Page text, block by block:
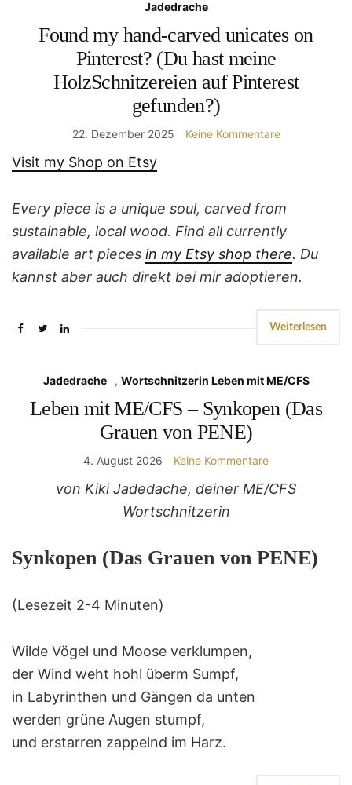
Jadedrache
Found my hand-carved unicates on
Pinterest? (Du hast meine
HolzSchnitzereien auf Pinterest
gefunden?)
22. Dezember 2025 Keine Kommentare
Visit my Shop on Etsy
Every piece is a unique soul, carved from
sustainable, local wood. Find all currently
available art pieces in my Etsy shop there. Du
kannst aber auch direkt bei mir adoptieren.
Weiterlesen
Jadedrache , Wortschnitzerin Leben mit ME/CFS
Leben mit ME/CFS – Synkopen (Das
Grauen von PENE)
4. August 2026 Keine Kommentare
von Kiki Jadedache, deiner ME/CFS
Wortschnitzerin
Synkopen (Das Grauen von PENE)
(Lesezeit 2-4 Minuten)
Wilde Vögel und Moose verklumpen,
der Wind weht hohl überm Sumpf,
in Labyrinthen und Gängen da unten
werden grüne Augen stumpf,
und erstarren zappelnd im Harz.